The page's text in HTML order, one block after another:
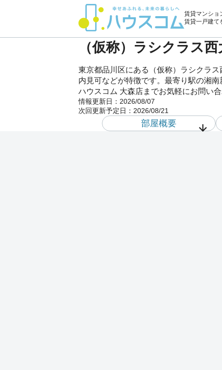
賃貸マンショ
賃貸一戸建て
（仮称）ラシクラス
東京都品川区にある（仮称）ラシクラ
内見可などが特徴です。最寄り駅の湘
ハウスコム 大森店までお気軽にお問い合
情報更新日： 2026/08/07
次回更新予定日： 2026/08/21
部屋概要